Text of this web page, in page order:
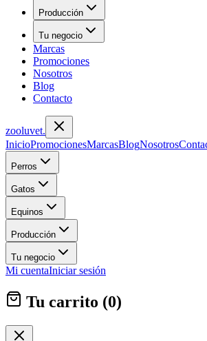
Producción
Tu negocio
Marcas
Promociones
Nosotros
Blog
Contacto
zooluvet.
InicioPromocionesMarcasBlogNosotros
Perros
Gatos
Equinos
Producción
Tu negocio
Mi cuentaIniciar sesión
Tu carrito (0)